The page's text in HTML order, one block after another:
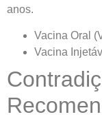
anos.
Vacina Oral
Vacina